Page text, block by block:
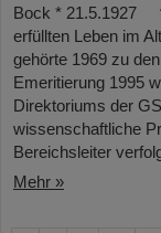
Bock * 21.5.1927
erfüllten Leben im
gehörte 1969 zu
Emeritierung 1995
Direktoriums der
wissenschaftliche
Bereichsleiter
Mehr »